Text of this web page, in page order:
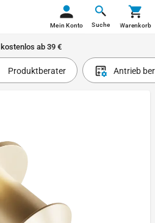
Suche
Mein Konto Warenkorb
kostenlos ab 39 €
Produktberater Antrieb